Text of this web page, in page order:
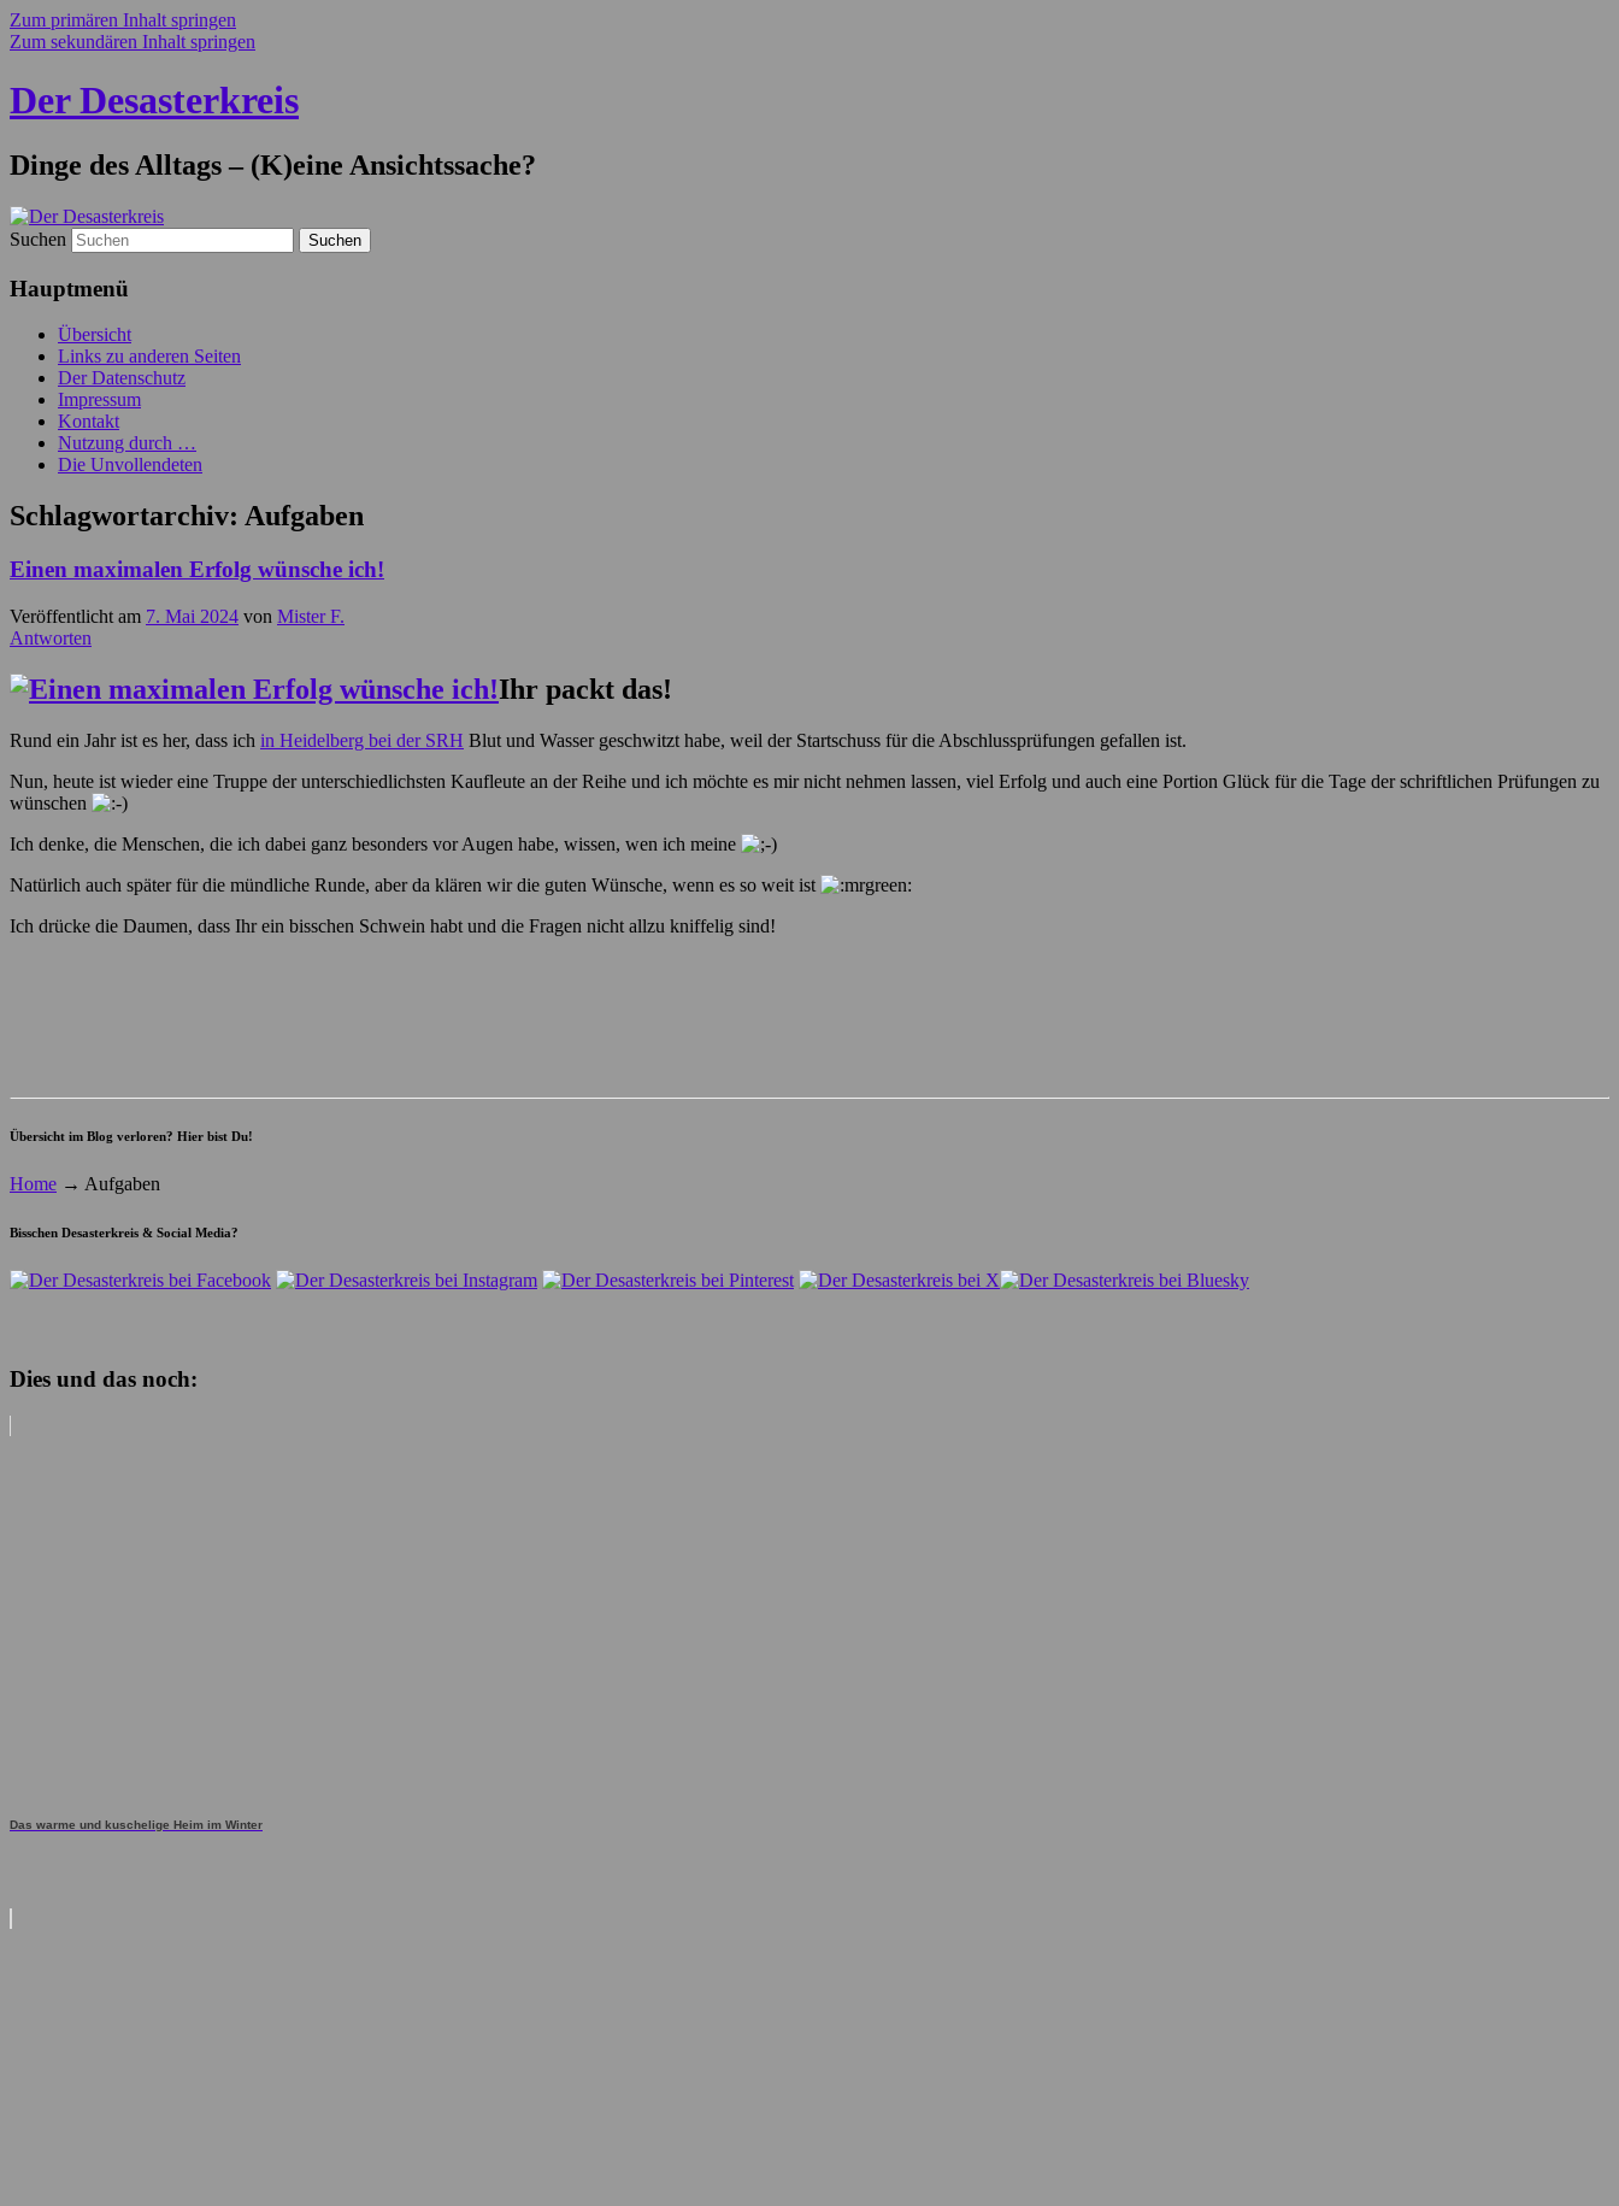
Zum primären Inhalt springen
Zum sekundären Inhalt springen
Der Desasterkreis
Dinge des Alltags – (K)eine Ansichtssache?
Suchen
Hauptmenü
Übersicht
Links zu anderen Seiten
Der Datenschutz
Impressum
Kontakt
Nutzung durch …
Die Unvollendeten
Schlagwortarchiv: Aufgaben
Einen maximalen Erfolg wünsche ich!
Veröffentlicht am 7. Mai 2024 von Mister F.
Antworten
Ihr packt das!
Rund ein Jahr ist es her, dass ich in Heidelberg bei der SRH Blut und Wasser geschwitzt habe, weil der Startschuss für die Abschlussprüfungen gefallen ist.
Nun, heute ist wieder eine Truppe der unterschiedlichsten Kaufleute an der Reihe und ich möchte es mir nicht nehmen lassen, viel Erfolg und auch eine Portion Glück für die Tage der schriftlichen Prüfungen zu
wünschen
Ich denke, die Menschen, die ich dabei ganz besonders vor Augen habe, wissen, wen ich meine
Natürlich auch später für die mündliche Runde, aber da klären wir die guten Wünsche, wenn es so weit ist
Ich drücke die Daumen, dass Ihr ein bisschen Schwein habt und die Fragen nicht allzu kniffelig sind!
Übersicht im Blog verloren? Hier bist Du!
Home → Aufgaben
Bisschen Desasterkreis & Social Media?
Dies und das noch:
Das warme und kuschelige Heim im Winter